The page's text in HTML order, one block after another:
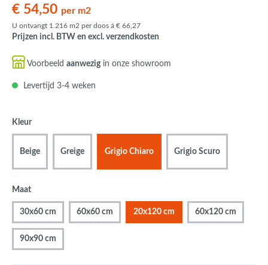
€ 54,50 per m2
U ontvangt 1.216 m2 per doos á € 66,27
Prijzen incl. BTW en excl. verzendkosten
Voorbeeld aanwezigin onze showroom
Levertijd 3-4 weken
Kleur
Beige Greige Grigio Chiaro Grigio Scuro
Maat
30x60 cm 60x60 cm 20x120 cm 60x120 cm
90x90 cm